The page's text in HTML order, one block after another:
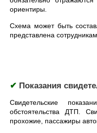
ориентиры.
Схема может быть
представлена
✔ Показания
Свидетельские
обстоятельства ДТП.
прохожие, пассажиры